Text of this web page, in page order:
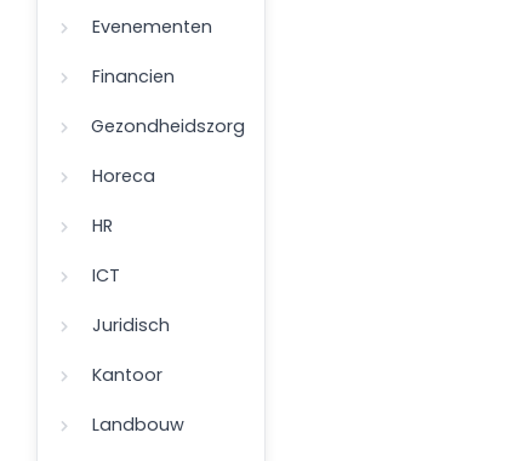
Evenementen
Financien
Gezondheidszorg
Horeca
HR
ICT
Juridisch
Kantoor
Landbouw